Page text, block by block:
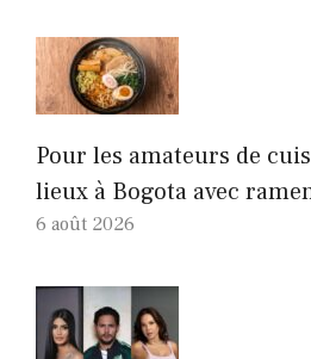
Pour les amateurs de
lieux à Bogota avec
6 août 2026